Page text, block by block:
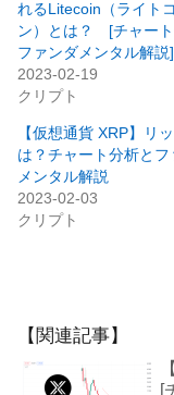
れるLitecoin（ライト
ン）とは？ [チャート
ファンダメンタル解説]
2023-02-19
クリプト
【仮想通貨 XRP】リ
は？チャート分析とフ
メンタル解説
2023-02-03
クリプト
【関連記事】
[